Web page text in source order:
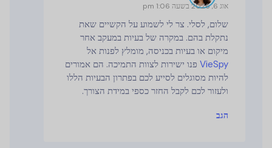
אוג 6, 2026 בשעה 1:06 pm
שלום, לסלי. צר לי לשמוע על הקשיים שאת
נתקלת בהם. במקרה של בעיות במעקב אחר
מיקום או בעיות בכניסה, מומלץ לפנות אל
VieSpy פנו ישירות לצוות התמיכה. הם אמורים
להיות מסוגלים לסייע לכם בפתרון הבעיות הללו
ולעזור לכם לקבל החזר כספי במידת הצורך.
הגב